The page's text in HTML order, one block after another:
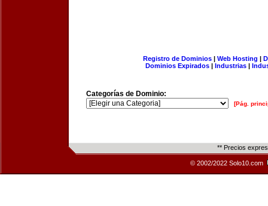
Registro de Dominios| Web Hosting |
Dominios Expirados | Industrias |
Categorías de Dominio:
[Pág.
** Precios
© 2002/2022 Solo10.com